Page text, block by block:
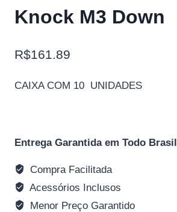
Knock M3 Down
R$161.89
CAIXA COM 10 UNIDADES
Entrega Garantida em Todo Brasil
Compra Facilitada
Acessórios Inclusos
Menor Preço Garantido